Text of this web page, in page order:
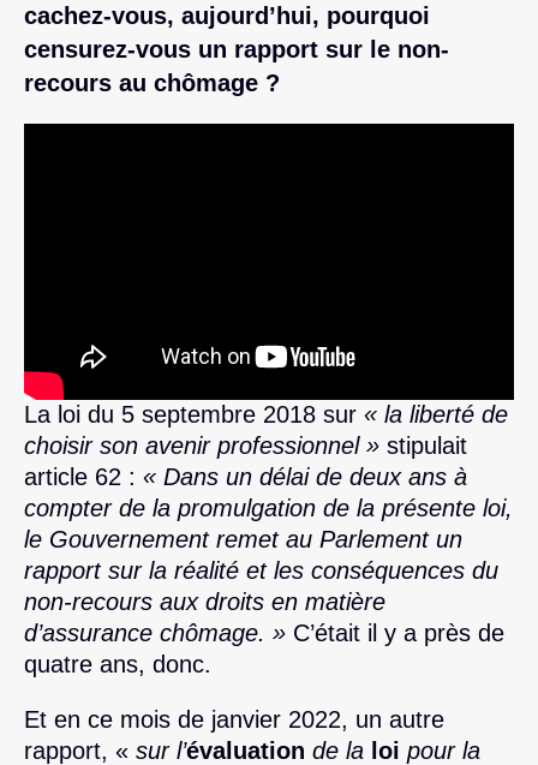
cachez-vous, aujourd’hui, pourquoi
censurez-vous un rapport sur le non-
recours au chômage ?
La loi du 5 septembre 2018 sur « la liberté de
choisir son avenir professionnel » stipulait
article 62 : « Dans un délai de deux ans à
compter de la promulgation de la présente loi,
le Gouvernement remet au Parlement un
rapport sur la réalité et les conséquences du
non-recours aux droits en matière
d’assurance chômage. » C’était il y a près de
quatre ans, donc.
Et en ce mois de janvier 2022, un autre
rapport, « sur l’évaluation de la loi pour la